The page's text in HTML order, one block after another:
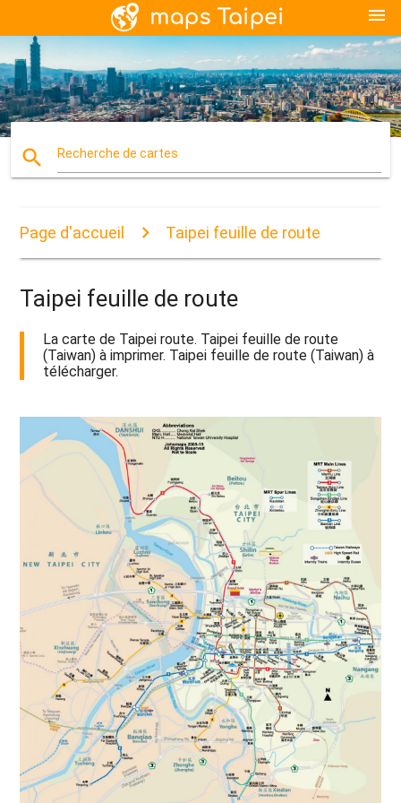
menu
search Recherche de cartes
Page d'accueil Taipei feuille de route
Taipei feuille de route
La carte de Taipei route. Taipei feuille de route
(Taiwan) à imprimer. Taipei feuille de route (Taiwan) à
télécharger.